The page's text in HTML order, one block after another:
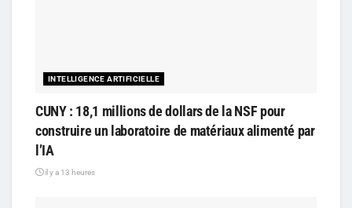
INTELLIGENCE ARTIFICIELLE
CUNY : 18,1 millions de dollars de la NSF pour
construire un laboratoire de matériaux alimenté par
l’IA
il y a 13 heures